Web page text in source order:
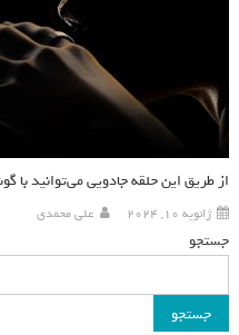
از طریق این حلقه جادویی می‌توانید
ژانویه 10, 2024 علی محمدی
جستجو
جستجو